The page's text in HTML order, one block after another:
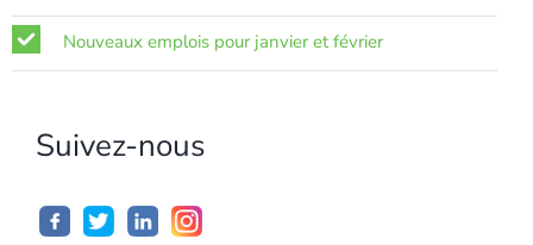
Nouveaux emplois pour janvier et février
Suivez-nous